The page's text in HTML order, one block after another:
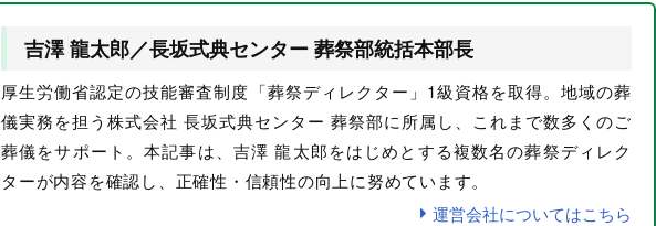
吉澤 龍太郎／長坂式典センター 葬祭部統括本部長
厚生労働省認定の技能審査制度「葬祭ディレクター」1級資格を取得。地域の葬
儀実務を担う株式会社 長坂式典センター 葬祭部に所属し、これまで数多くのご
葬儀をサポート。本記事は、吉澤 龍太郎をはじめとする複数名の葬祭ディレク
ターが内容を確認し、正確性・信頼性の向上に努めています。
運営会社についてはこちら